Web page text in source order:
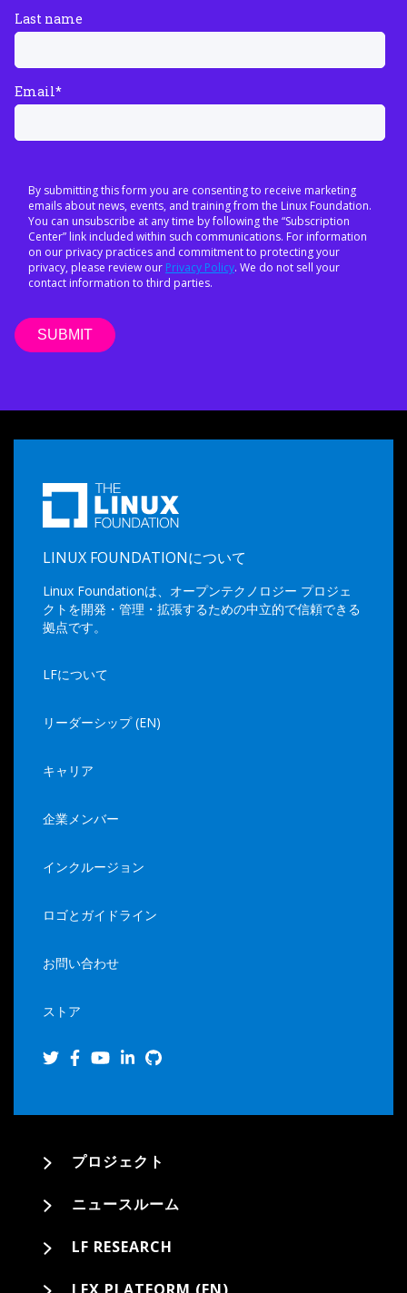
Last name
Email*
By submitting this form you are consenting to receive marketing
emails about news, events, and training from the Linux Foundation.
You can unsubscribe at any time by following the “Subscription
Center” link included within such communications. For information
on our privacy practices and commitment to protecting your
privacy, please review our Privacy Policy. We do not sell your
contact information to third parties.
LINUX FOUNDATIONについて
Linux Foundationは、オープンテクノロジー プロジェ
クトを開発・管理・拡張するための中立的で信頼できる
拠点です。
LFについて
リーダーシップ (EN)
キャリア
企業メンバー
インクルージョン
ロゴとガイドライン
お問い合わせ
ストア
プロジェクト
ニュースルーム
LF RESEARCH